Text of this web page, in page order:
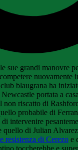
sue grandi manovre
nuovamente
blaugrana ha
portata a
riscatto di
probabile di
intervenire
quello di Julian
resistenza di Cerezo e